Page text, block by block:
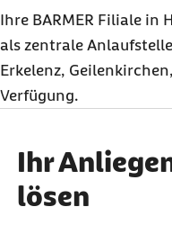
Ihre BARMER Filiale in
als zentrale
Erkelenz,
Verfügung.
Ihr
lösen